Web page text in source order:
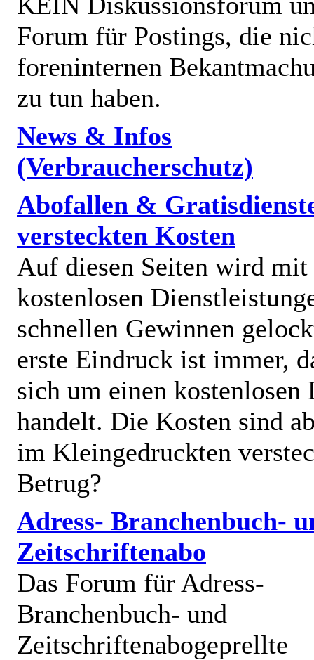
Forum für Postings, die
foreninternen
zu tun haben.
News & Infos
(Verbraucherschutz)
Abofallen &
versteckten Kosten
Auf diesen Seiten wird mit
kostenlosen
schnellen Gewinnen
erste Eindruck ist immer,
sich um einen kostenlosen
handelt. Die Kosten sind
im Kleingedruckten
Betrug?
Adress- Branchenbuch-
Zeitschriftenabo
Das Forum für Adress-
Branchenbuch- und
Zeitschriftenabogeprellte